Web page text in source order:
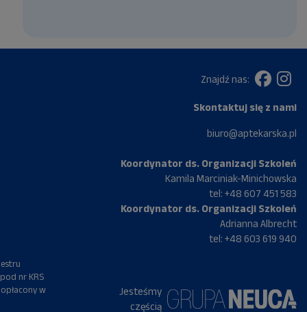
Znajdź nas:
Skontaktuj się z nami
biuro@aptekarska.pl
Koordynator ds. Organizacji Szkoleń
Kamila Marciniak-Minichowska
tel: +48 607 451 583
Koordynator ds. Organizacji Szkoleń
Adrianna Albrecht
tel: +48 603 619 940
nr KRS
w
Jesteśmy
częścią